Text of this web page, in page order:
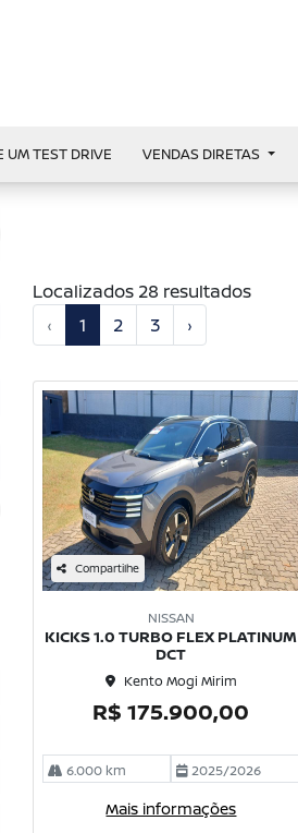
UM TEST DRIVE VENDAS DIRETAS
Localizados 28 resultados
‹
1 2 3 ›
Compartilhe
NISSAN
KICKS 1.0 TURBO FLEX PLATINUM
DCT
Kento Mogi Mirim
R$ 175.900,00
6.000 km 2025/2026
Mais informações